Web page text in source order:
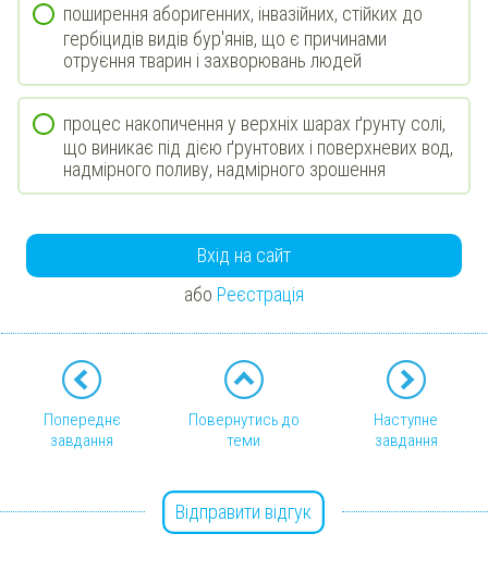
поширення аборигенних, інвазійних, стійких до
гербіцидів видів бур'янів, що є причинами
отруєння тварин і захворювань людей
процес накопичення у верхніх шарах ґрунту солі,
що виникає під дією ґрунтових і поверхневих вод,
надмірного поливу, надмірного зрошення
Вхід на сайт
або Реєстрація
Попереднє
завдання
Повернутись до
теми
Наступне
завдання
Відправити відгук